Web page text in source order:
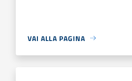
VAI ALLA PAGINA